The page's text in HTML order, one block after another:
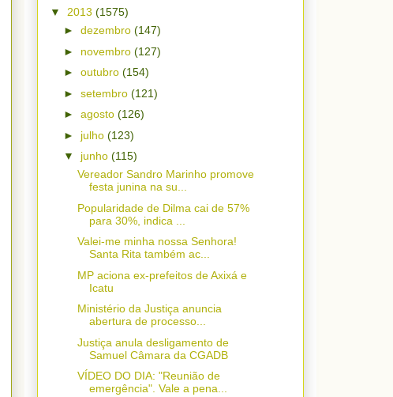
▼ 2013 (1575)
► dezembro (147)
► novembro (127)
► outubro (154)
► setembro (121)
► agosto (126)
► julho (123)
▼ junho (115)
Vereador Sandro Marinho promove
festa junina na su...
Popularidade de Dilma cai de 57%
para 30%, indica ...
Valei-me minha nossa Senhora!
Santa Rita também ac...
MP aciona ex-prefeitos de Axixá e
Icatu
Ministério da Justiça anuncia
abertura de processo...
Justiça anula desligamento de
Samuel Câmara da CGADB
VÍDEO DO DIA: "Reunião de
emergência". Vale a pena...